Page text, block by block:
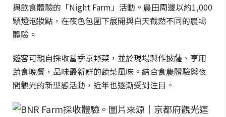
與飲食體驗的「Night Farm」活動。農田周邊以約1,000
顆燈泡妝點，在夜色包圍下展開與白天截然不同的農場
體驗。
遊客可親自採收當季京野菜，並於現場製作披薩、享用
蔬食晚餐，品味最新鮮的蔬菜風味。結合食農體驗與夜
間觀光的新型態活動，近年也逐漸受到注目。